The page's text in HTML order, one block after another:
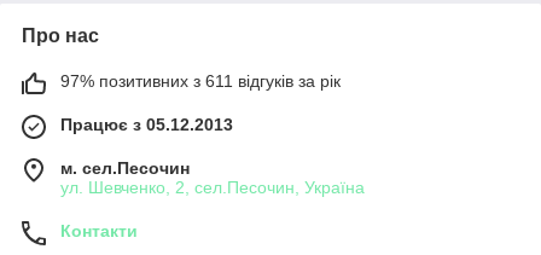
Про нас
97% позитивних з 611 відгуків за рік
Працює з 05.12.2013
м. сел.Песочин
ул. Шевченко, 2, сел.Песочин, Україна
Контакти